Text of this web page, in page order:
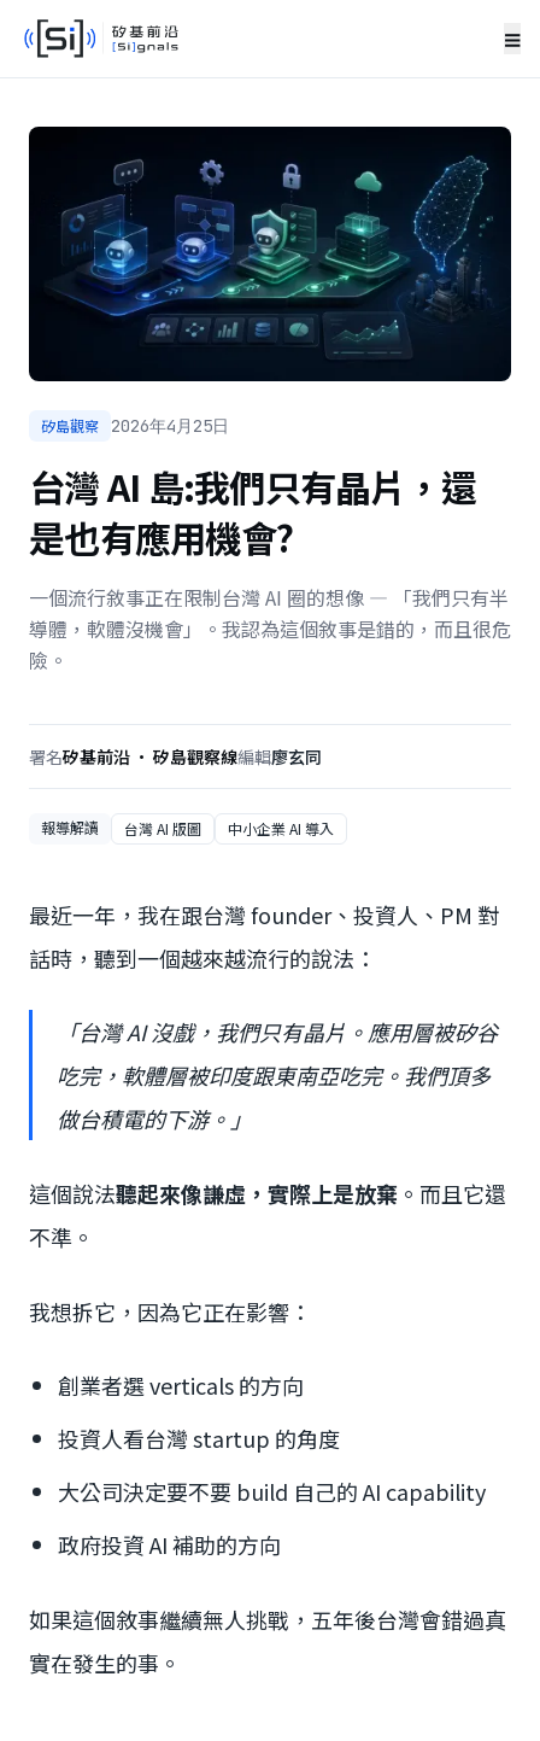
≡
矽島觀察 2026年4月25日
台灣 AI 島:我們只有晶片，還
是也有應用機會?
一個流行敘事正在限制台灣 AI 圈的想像 — 「我們只有半
導體，軟體沒機會」。我認為這個敘事是錯的，而且很危
險。
署名矽基前沿 · 矽島觀察線編輯廖玄同
報導解讀 台灣 AI 版圖 中小企業 AI 導入
最近一年，我在跟台灣 founder、投資人、PM 對
話時，聽到一個越來越流行的說法：
「台灣 AI 沒戲，我們只有晶片。應用層被矽谷
吃完，軟體層被印度跟東南亞吃完。我們頂多
做台積電的下游。」
這個說法聽起來像謙虛，實際上是放棄 。而且它還
不準。
我想拆它，因為它正在影響：
創業者選 verticals 的方向
投資人看台灣 startup 的角度
大公司決定要不要 build 自己的 AI capability
政府投資 AI 補助的方向
如果這個敘事繼續無人挑戰，五年後台灣會錯過真
實在發生的事。